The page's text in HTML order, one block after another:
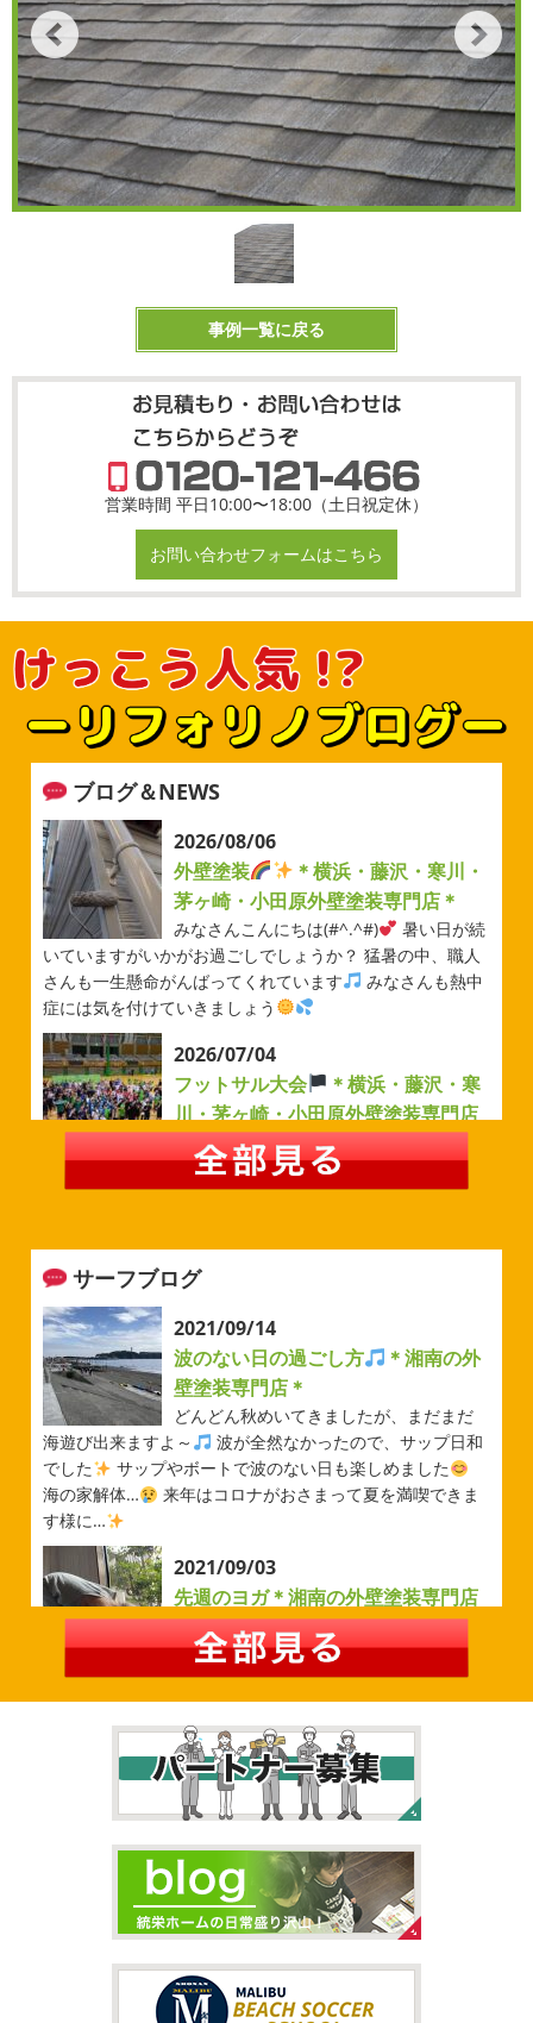
事例一覧に戻る
営業時間 平日10:00〜18:00（土日祝定休）
お問い合わせフォームはこちら
ブログ＆NEWS
2026/08/06
外壁塗装
＊横浜・藤沢・寒川・
茅ヶ崎・小田原外壁塗装専門店＊
みなさんこんにちは(#^.^#)
暑い日が続
いていますがいかがお過ごしでしょうか？ 猛暑の中、職人
さんも一生懸命がんばってくれています
みなさんも熱中
症には気を付けていきましょう
2026/07/04
フットサル大会
＊横浜・藤沢・寒
川・茅ヶ崎・小田原外壁塗装専門店
＊
みなさんこんにちは(#^.^#)
例年より過ごしやすい気温が
続いていますがいかがお過ごしでしょうか？ 先日は毎年恒
運動する機会が少ないのでいい運動になりました
...
2026/05/31
ベルマーレ
川・茅ヶ崎・小田原外壁塗装専門店
＊
みなさんこんにちは(#^.^#)
先日は試合の応援に行ったの
でその時の写真を載せようと思います
今シーズン初の応
援(*^▽^*) 弊社の新しい担当のキクチさんにも会えました
今シーズンもよろしくお願いいたします
自転車
＊横浜・藤沢・寒川・茅
ヶ崎・小田原外壁塗装専門店＊
みなさんこんにちは
ＧＷはいかがお
過ごしですか？ 先日は娘と海沿いにある公園で自転車の練
習に行ってきました
今まではキックボード派だったので
自転車に興味を示さなかったのですが、お友達の影響で欲
しいとお願いされたので ...
2026/02/26
3連休
＊横浜・藤沢・寒川・茅ヶ
崎・小田原外壁塗装専門店＊
こんにちは♡ 今週は3連休明けからのスタ
ートでしたね!! 皆様連休はいかがお過ごしでしたでしょう
か？ 私は息子のサッカー遠征の応援に御殿場のほうまで行
ってきました
暖かくなると思っていたら、強風で思って
いたよりも寒かっ ...
2026/02/12
サーフブログ
2021/09/14
波のない日の過ごし方
＊湘南の外
壁塗装専門店＊
どんどん秋めいてきましたが、まだまだ
海遊び出来ますよ～
波が全然なかったので、サップ日和
でした
サップやボートで波のない日も楽しめました
海の家解体…
来年はコロナがおさまって夏を満喫できま
す様に…
2021/09/03
先週のヨガ＊湘南の外壁塗装専門店
＊
先週のヨガ はい、可愛い～
ダウンド
ッグ
はおちゃんだいぶヨガがお上手に
伸ばしてる後
ろに、はおちゃんが積み上げたヨガブロックが
夏休み中
で先生の息子さんも
先生2人抱っこすごい
子連れ歓迎
ヨガ、運動の秋
...
2021/09/02
＊
夏休みが終わったと思ったら、急に寒く
なりましたね
夏休み最後の週末に海へ
日曜日はちょ
っと寒かったです
海に入っている時からチクチクするな
と思っていたのですが、次の日に 身体中が痒い!! チンクイ
が大量発生している ...